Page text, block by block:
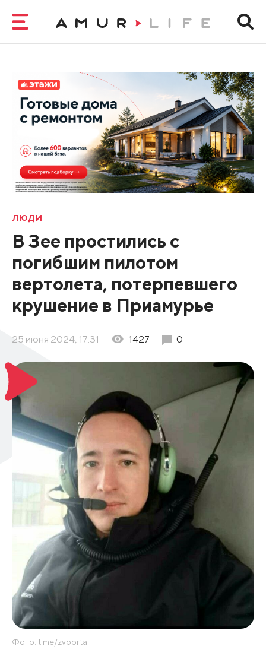
ЛЮДИ
В Зее простились с
погибшим пилотом
вертолета, потерпевшего
крушение в Приамурье
25 июня 2024, 17:31 1427 0
Фото: t.me/zvportal